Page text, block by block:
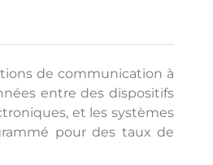
de communication à
entre des dispositifs
et les systèmes
pour des taux de